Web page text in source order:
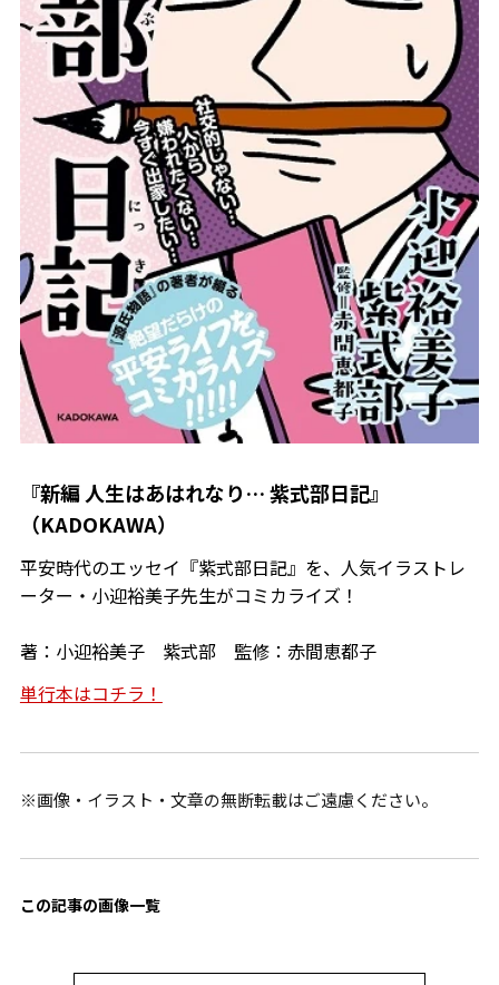
『新編 人生はあはれなり… 紫式部日記』
（KADOKAWA）
平安時代のエッセイ『紫式部日記』を、人気イラストレ
ーター・小迎裕美子先生がコミカライズ！
著：小迎裕美子 紫式部 監修：赤間恵都子
単行本はコチラ！
※画像・イラスト・文章の無断転載はご遠慮ください。
この記事の画像一覧